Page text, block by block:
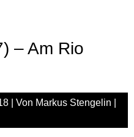
– Am Rio
| Von Markus Stengelin